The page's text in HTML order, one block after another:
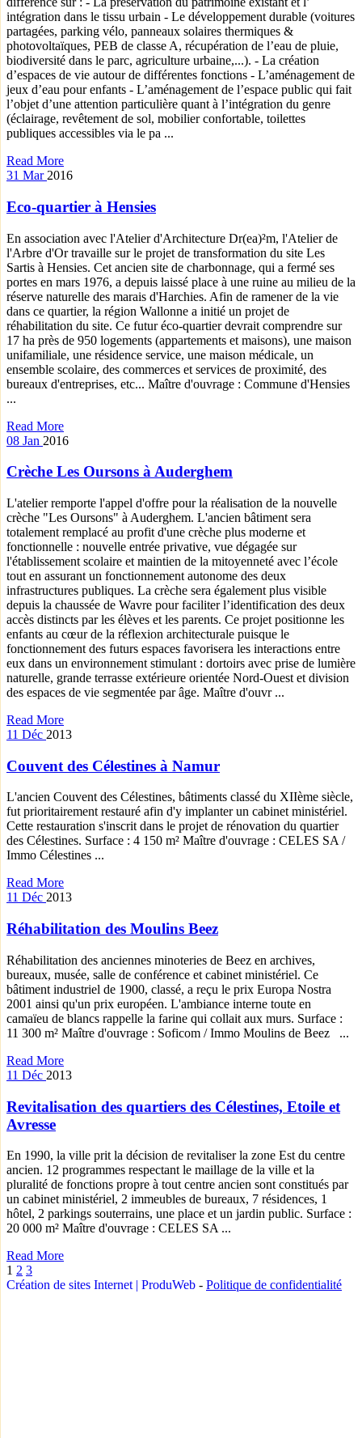
intégration dans le tissu urbain - Le développement durable (voitures
partagées, parking vélo, panneaux solaires thermiques &
photovoltaïques, PEB de classe A, récupération de l’eau de pluie,
biodiversité dans le parc, agriculture urbaine,...). - La création
d’espaces de vie autour de différentes fonctions - L’aménagement de
jeux d’eau pour enfants - L’aménagement de l’espace public qui fait
l’objet d’une attention particulière quant à l’intégration du genre
(éclairage, revêtement de sol, mobilier confortable, toilettes
publiques accessibles via le pa ...
Read More
31 Mar 2016
Eco-quartier à Hensies
En association avec l'Atelier d'Architecture Dr(ea)²m, l'Atelier de
l'Arbre d'Or travaille sur le projet de transformation du site Les
Sartis à Hensies. Cet ancien site de charbonnage, qui a fermé ses
portes en mars 1976, a depuis laissé place à une ruine au milieu de la
réserve naturelle des marais d'Harchies. Afin de ramener de la vie
dans ce quartier, la région Wallonne a initié un projet de
réhabilitation du site. Ce futur éco-quartier devrait comprendre sur
17 ha près de 950 logements (appartements et maisons), une maison
unifamiliale, une résidence service, une maison médicale, un
ensemble scolaire, des commerces et services de proximité, des
bureaux d'entreprises, etc... Maître d'ouvrage : Commune d'Hensies
...
Read More
08 Jan 2016
Crèche Les Oursons à Auderghem
L'atelier remporte l'appel d'offre pour la réalisation de la nouvelle
crèche "Les Oursons" à Auderghem. L'ancien bâtiment sera
totalement remplacé au profit d'une crèche plus moderne et
fonctionnelle : nouvelle entrée privative, vue dégagée sur
l'établissement scolaire et maintien de la mitoyenneté avec l’école
tout en assurant un fonctionnement autonome des deux
infrastructures publiques. La crèche sera également plus visible
depuis la chaussée de Wavre pour faciliter l’identification des deux
accès distincts par les élèves et les parents. Ce projet positionne les
enfants au cœur de la réflexion architecturale puisque le
fonctionnement des futurs espaces favorisera les interactions entre
eux dans un environnement stimulant : dortoirs avec prise de lumière
naturelle, grande terrasse extérieure orientée Nord-Ouest et division
des espaces de vie segmentée par âge. Maître d'ouvr ...
Read More
11 Déc 2013
Couvent des Célestines à Namur
L'ancien Couvent des Célestines, bâtiments classé du XIIème siècle,
fut prioritairement restauré afin d'y implanter un cabinet ministériel.
Cette restauration s'inscrit dans le projet de rénovation du quartier
des Célestines. Surface : 4 150 m² Maître d'ouvrage : CELES SA /
Immo Célestines ...
Read More
11 Déc 2013
Réhabilitation des Moulins Beez
Réhabilitation des anciennes minoteries de Beez en archives,
bureaux, musée, salle de conférence et cabinet ministériel. Ce
bâtiment industriel de 1900, classé, a reçu le prix Europa Nostra
2001 ainsi qu'un prix européen. L'ambiance interne toute en
camaïeu de blancs rappelle la farine qui collait aux murs. Surface :
11 300 m² Maître d'ouvrage : Soficom / Immo Moulins de Beez ...
Read More
11 Déc 2013
Revitalisation des quartiers des Célestines, Etoile et
Avresse
En 1990, la ville prit la décision de revitaliser la zone Est du centre
ancien. 12 programmes respectant le maillage de la ville et la
pluralité de fonctions propre à tout centre ancien sont constitués par
un cabinet ministériel, 2 immeubles de bureaux, 7 résidences, 1
hôtel, 2 parkings souterrains, une place et un jardin public. Surface :
20 000 m² Maître d'ouvrage : CELES SA ...
Read More
1 2 3
Création de sites Internet | ProduWeb - Politique de confidentialité